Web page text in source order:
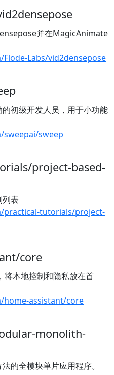
并在MagicAnimate
Labs/vid2densepose
初级开发人员，用于小功能
sweep
project-based-
列表
tutorials/project-
core
本地控制和隐私放在首
assistant/core
monolith-
的全模块单片应用程序。